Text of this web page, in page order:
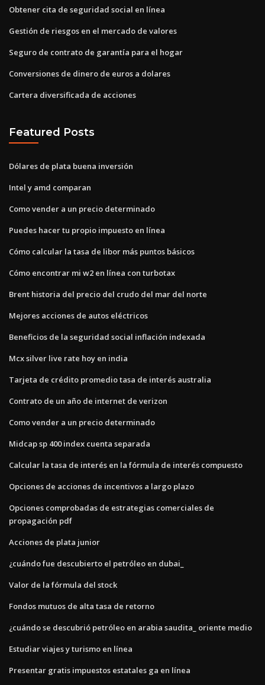
Obtener cita de seguridad social en línea
Gestión de riesgos en el mercado de valores
Seguro de contrato de garantía para el hogar
Conversiones de dinero de euros a dolares
Cartera diversificada de acciones
Featured Posts
Dólares de plata buena inversión
Intel y amd comparan
Como vender a un precio determinado
Puedes hacer tu propio impuesto en línea
Cómo calcular la tasa de libor más puntos básicos
Cómo encontrar mi w2 en línea con turbotax
Brent historia del precio del crudo del mar del norte
Mejores acciones de autos eléctricos
Beneficios de la seguridad social inflación indexada
Mcx silver live rate hoy en india
Tarjeta de crédito promedio tasa de interés australia
Contrato de un año de internet de verizon
Como vender a un precio determinado
Midcap sp 400 index cuenta separada
Calcular la tasa de interés en la fórmula de interés compuesto
Opciones de acciones de incentivos a largo plazo
Opciones comprobadas de estrategias comerciales de
propagación pdf
Acciones de plata junior
¿cuándo fue descubierto el petróleo en dubai_
Valor de la fórmula del stock
Fondos mutuos de alta tasa de retorno
¿cuándo se descubrió petróleo en arabia saudita_ oriente medio
Estudiar viajes y turismo en línea
Presentar gratis impuestos estatales ga en línea